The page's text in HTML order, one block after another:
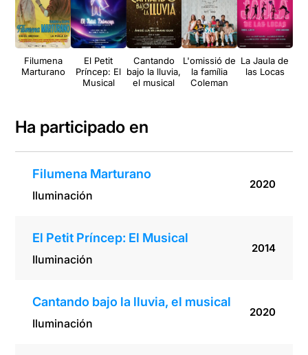
Filumena
Marturano
El Petit
Príncep: El
Musical
Cantando
bajo la lluvia,
el musical
L'omissió de
la família
Coleman
La Jaula de
las Locas
Ha participado en
Filumena Marturano
Iluminación
2020
El Petit Príncep: El Musical
Iluminación
2014
Cantando bajo la lluvia, el musical
Iluminación
2020